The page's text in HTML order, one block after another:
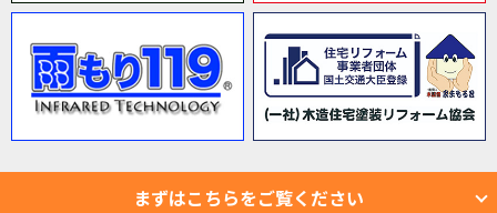
まずはこちらをご覧ください